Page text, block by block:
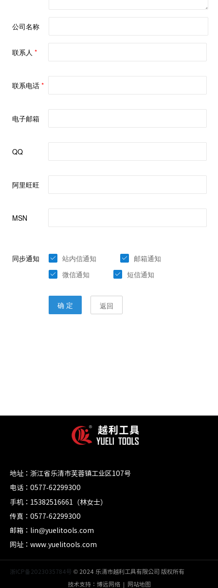
地址：浙江省乐清市芙蓉镇工业区107号
电话：0577-62299300
手机：15382516661（林女士）
传真：0577-62299300
邮箱：lin@yuelitools.com
网址：www.yuelitools.com
浙ICP备2023035784号 © 2024 乐清市越利工具有限公司 版权所有
技术支持： 博远网络| 网站地图